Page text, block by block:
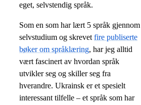
eget, selvstendig språk.
Som en som har lært 5 språk gjennom
selvstudium og skrevet fire publiserte
bøker om språklæring, har jeg alltid
vært fascinert av hvordan språk
utvikler seg og skiller seg fra
hverandre. Ukrainsk er et spesielt
interessant tilfelle – et språk som har